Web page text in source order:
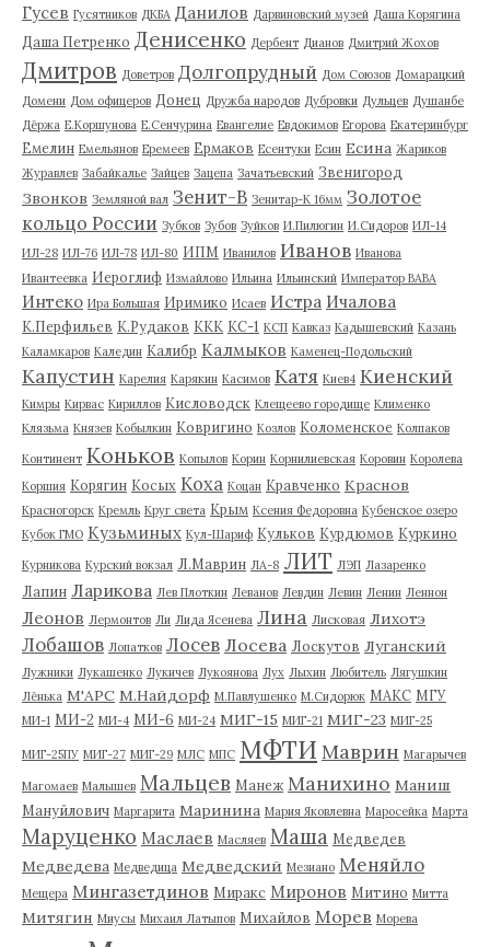
Гусев Гусятников ДКБА Данилов Дарвиновский музей Даша Корягина
Даша Петренко Денисенко Дербент Дианов Дмитрий Жохов
Дмитров Доветров Долгопрудный Дом Союзов Домарацкий
Домени Дом офицеров Донец Дружба народов Дубровки Дульцев Душанбе
Дёржа Е.Коршунова Е.Сенчурина Евангелие Евдокимов Егорова Екатеринбург
Емелин Емельянов Еремеев Ермаков Есентуки Есин Есина Жариков
Журавлев Забайкалье Зайцев Зацепа Зачатьевский Звенигород
Звонков Земляной вал Зенит-В Зенитар-К 16мм Золотое
кольцо России Зубков Зубов Зуйков И.Пилюгин И.Сидоров ИЛ-14
ИЛ-28 ИЛ-76 ИЛ-78 ИЛ-80 ИПМ Иванилов Иванов Иванова
Ивантеевка Иероглиф Измайлово Ильина Ильинский Император ВАВА
Интеко Ира Большая Иримико Исаев Истра Ичалова
К.Перфильев К.Рудаков ККК КС-1 КСП Кавказ Кадышевский Казань
Каламкаров Каледин Калибр Калмыков Каменец-Подольский
Капустин Карелия Карякин Касимов Катя Киев4 Киенский
Кимры Кирвас Кириллов Кисловодск Клещеево городище Клименко
Клязьма Князев Кобылкин Ковригино Козлов Коломенское Колпаков
Континент Коньков Копылов Корин Корнилиевская Коровин Королева
Коршия Корягин Косых Коха Коцан Кравченко Краснов
Красногорск Кремль Круг света Крым Ксения Федоровна Кубенское озеро
Кубок ГМО Кузьминых Кул-Шариф Кульков Курдюмов Куркино
Курникова Курский вокзал Л.Маврин ЛА-8 ЛИТ ЛЭП Лазаренко
Лапин Ларикова Лев Плоткин Леванов Левдин Левин Ленин Леннон
Леонов Лермонтов Ли Лида Ясенева Лина Лисковая Лихотэ
Лобашов Лопатков Лосев Лосева Лоскутов Луганский
Лужники Лукашенко Лукичев Лукоянова Лух Лыхин Любитель Лягушкин
Лёнька М'АРС М.Найдорф М.Павлушенко М.Сидорюк МАКС МГУ
МИ-1 МИ-2 МИ-4 МИ-6 МИ-24 МИГ-15 МИГ-21 МИГ-23 МИГ-25
МИГ-25ПУ МИГ-27 МИГ-29 МЛС МПС МФТИ Маврин Магарычев
Магомаев Малышев Мальцев Манеж Манихино Маниш
Мануйлович Маргарита Маринина Мария Яковлевна Маросейка Марта
Маруценко Маслаев Масляев Маша Медведев
Медведева Медведица Медведский Мезиано Меняйло
Мещера Мингазетдинов Миракс Миронов Митино Митта
Митягин Миусы Михаил Латыпов Михайлов Морев Морева